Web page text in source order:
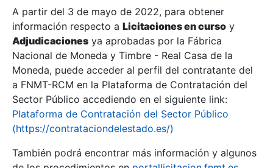
Mostrar/Ocultar
Mostrar/Ocultar
Mostrar/Ocultar
A partir del 3 de mayo de 2022, para obtener
información respecto a Licitaciones en curso y
Adjudicaciones ya aprobadas por la Fábrica
Nacional de Moneda y Timbre - Real Casa de la
Moneda, puede acceder al perfil del contratante del
a FNMT-RCM en la Plataforma de Contratación del
Sector Público accediendo en el siguiente link:
Plataforma de Contratación del Sector Público
(https://contrataciondelestado.es/)
También podrá encontrar más información y algunos